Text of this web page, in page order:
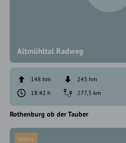
Altmühltal Radweg
148 hm
243 hm
18:42 h
277,5 km
Rothenburg ob der Tauber
mittel